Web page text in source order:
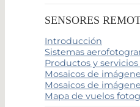
SENSORES
Introducción
Sistemas
Productos y
Mosaicos de
Mosaicos de
Mapa de vuelos